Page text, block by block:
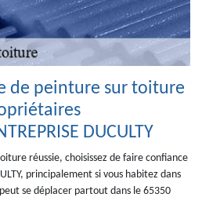
de peinture sur toiture
DUCULTY
réussie, choisissez de faire confiance
principalement si vous habitez dans
se déplacer partout dans le 65350